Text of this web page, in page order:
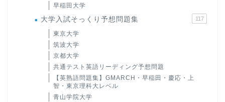
早稲田大学
大学入試そっくり予想問題集 117
東京大学
筑波大学
京都大学
共通テスト英語リーディング予想問題
【英熟語問題集】GMARCH・早稲田・慶応・上
智・東京理科大レベル
青山学院大学